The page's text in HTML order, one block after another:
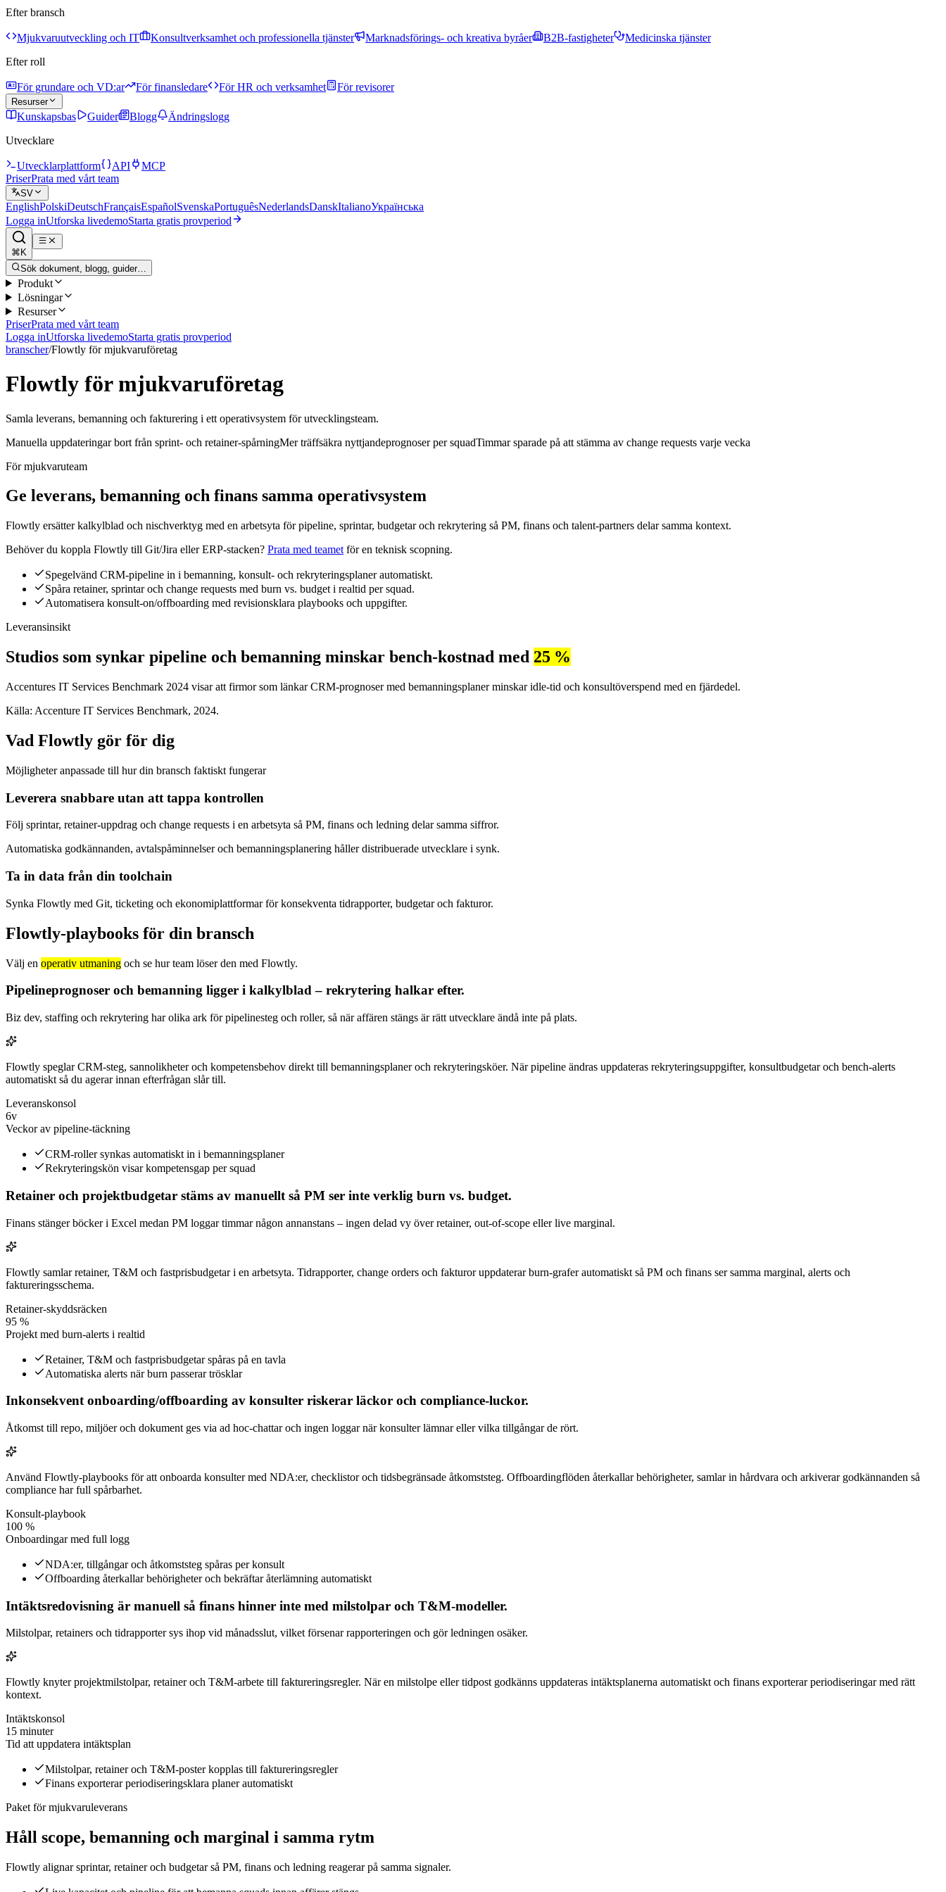
Efter bransch
Mjukvaruutveckling och IT Konsultverksamhet och professionella tjänster Marknadsförings- och kreativa byråer B2B-fastigheter
Medicinska tjänster
Efter roll
För grundare och VD:ar För finansledare För HR och verksamhet För revisorer
Resurser
Kunskapsbas Guider Blogg
Ändringslogg
Utvecklare
Utvecklarplattform API
MCP
PriserPrata med vårt team
SV
EnglishPolskiDeutschFrançaisEspañolSvenskaPortuguêsNederlandsDanskItalianoУкраїнська
Logga inUtforska livedemoStarta gratis provperiod
⌘K
Sök dokument, blogg, guider…
Produkt
Lösningar
Resurser
PriserPrata med vårt team
Logga inUtforska livedemoStarta gratis provperiod
branscher/Flowtly för mjukvaruföretag
Flowtly för mjukvaruföretag
Samla leverans, bemanning och fakturering i ett operativsystem för utvecklingsteam.
Manuella uppdateringar bort från sprint‑ och retainer‑spårningMer träffsäkra nyttjandeprognoser per squadTimmar sparade på att stämma av change requests varje vecka
För mjukvaruteam
Ge leverans, bemanning och finans samma operativsystem
Flowtly ersätter kalkylblad och nischverktyg med en arbetsyta för pipeline, sprintar, budgetar och rekrytering så PM, finans och talent‑partners delar samma kontext.
Behöver du koppla Flowtly till Git/Jira eller ERP‑stacken? Prata med teamet för en teknisk scopning.
Spegelvänd CRM‑pipeline in i bemanning, konsult- och rekryteringsplaner automatiskt.
Spåra retainer, sprintar och change requests med burn vs. budget i realtid per squad.
Automatisera konsult‑on/offboarding med revisionsklara playbooks och uppgifter.
Leveransinsikt
Studios som synkar pipeline och bemanning minskar bench‑kostnad med 25 %
Accentures IT Services Benchmark 2024 visar att firmor som länkar CRM‑prognoser med bemanningsplaner minskar idle‑tid och konsultöverspend med en fjärdedel.
Källa: Accenture IT Services Benchmark, 2024.
Vad Flowtly gör för dig
Möjligheter anpassade till hur din bransch faktiskt fungerar
Leverera snabbare utan att tappa kontrollen
Följ sprintar, retainer‑uppdrag och change requests i en arbetsyta så PM, finans och ledning delar samma siffror.
Automatiska godkännanden, avtals­påminnelser och bemanningsplanering håller distribuerade utvecklare i synk.
Ta in data från din toolchain
Synka Flowtly med Git, ticketing och ekonomiplattformar för konsekventa tidrapporter, budgetar och fakturor.
Flowtly‑playbooks för din bransch
Välj en operativ utmaning och se hur team löser den med Flowtly.
Pipelineprognoser och bemanning ligger i kalkylblad – rekrytering halkar efter.
Biz dev, staffing och rekrytering har olika ark för pipelinesteg och roller, så när affären stängs är rätt utvecklare ändå inte på plats.
Flowtly speglar CRM‑steg, sannolikheter och kompetensbehov direkt till bemanningsplaner och rekryteringsköer. När pipeline ändras uppdateras rekryteringsuppgifter, konsultbudgetar och bench‑alerts
automatiskt så du agerar innan efterfrågan slår till.
Leveranskonsol
6v
Veckor av pipeline‑täckning
CRM‑roller synkas automatiskt in i bemanningsplaner
Rekryteringskön visar kompetensgap per squad
Retainer och projektbudgetar stäms av manuellt så PM ser inte verklig burn vs. budget.
Finans stänger böcker i Excel medan PM loggar timmar någon annanstans – ingen delad vy över retainer, out‑of‑scope eller live marginal.
Flowtly samlar retainer, T&M och fastprisbudgetar i en arbetsyta. Tidrapporter, change orders och fakturor uppdaterar burn‑grafer automatiskt så PM och finans ser samma marginal, alerts och
faktureringsschema.
Retainer‑skyddsräcken
95 %
Projekt med burn‑alerts i realtid
Retainer, T&M och fastprisbudgetar spåras på en tavla
Automatiska alerts när burn passerar trösklar
Inkonsekvent onboarding/offboarding av konsulter riskerar läckor och compliance‑luckor.
Åtkomst till repo, miljöer och dokument ges via ad hoc‑chattar och ingen loggar när konsulter lämnar eller vilka tillgångar de rört.
Använd Flowtly‑playbooks för att onboarda konsulter med NDA:er, checklistor och tidsbegränsade åtkomststeg. Offboardingflöden återkallar behörigheter, samlar in hårdvara och arkiverar godkännanden så
compliance har full spårbarhet.
Konsult‑playbook
100 %
Onboardingar med full logg
NDA:er, tillgångar och åtkomststeg spåras per konsult
Offboarding återkallar behörigheter och bekräftar återlämning automatiskt
Intäktsredovisning är manuell så finans hinner inte med milstolpar och T&M‑modeller.
Milstolpar, retainers och tidrapporter sys ihop vid månadsslut, vilket försenar rapporteringen och gör ledningen osäker.
Flowtly knyter projektmilstolpar, retainer och T&M‑arbete till faktureringsregler. När en milstolpe eller tidpost godkänns uppdateras intäktsplanerna automatiskt och finans exporterar periodiseringar med rätt
kontext.
Intäktskonsol
15 minuter
Tid att uppdatera intäktsplan
Milstolpar, retainer och T&M‑poster kopplas till faktureringsregler
Finans exporterar periodiseringsklara planer automatiskt
Paket för mjukvaruleverans
Håll scope, bemanning och marginal i samma rytm
Flowtly alignar sprintar, retainer och budgetar så PM, finans och ledning reagerar på samma signaler.